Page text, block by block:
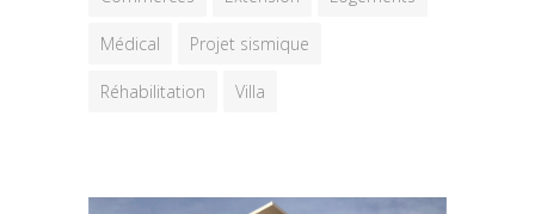
Médical Projet sismique
Réhabilitation Villa